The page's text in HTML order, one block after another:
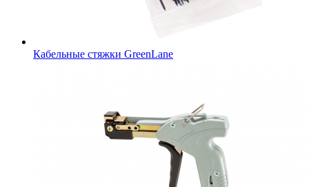
Кабельные стяжки GreenLane